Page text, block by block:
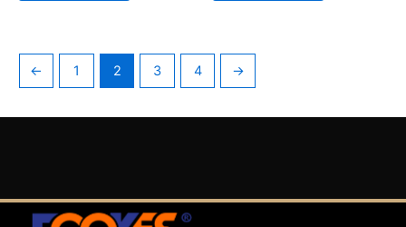
← 1 2 3 4 →